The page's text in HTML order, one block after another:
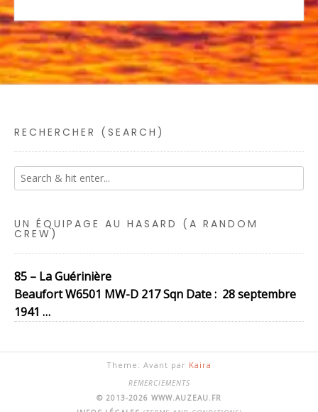
RECHERCHER (SEARCH)
UN ÉQUIPAGE AU HASARD (A RANDOM
CREW)
85 – La Guérinière
Beaufort W6501 MW-D 217 Sqn Date : 28 septembre
1941 …
Theme: Avant par Kaira
REMERCIEMENTS
© 2013-2026 WWW.AUZEAU.FR